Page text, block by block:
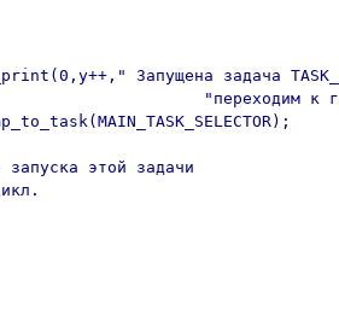
Запущена задача
"переходим к
этой задачи